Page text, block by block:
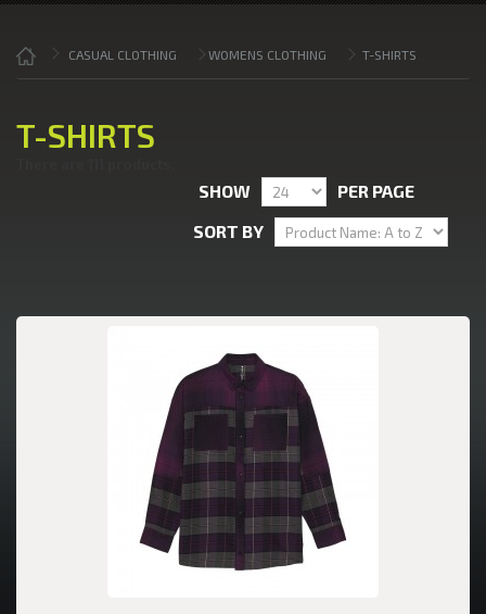
CASUAL CLOTHING WOMENS CLOTHING T-SHIRTS
T-SHIRTS
SHOW
PER PAGE
SORT BY